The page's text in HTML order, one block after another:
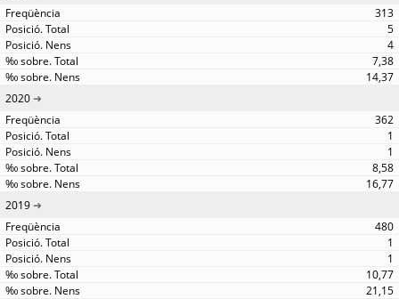
313
5
4
7,38
14,37
2020
362
1
1
8,58
16,77
2019
480
1
1
10,77
21,15